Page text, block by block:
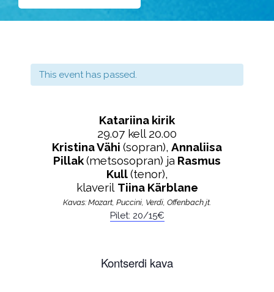
This event has passed.
Katariina kirik
29.07 kell 20.00
Kristina Vähi (sopran), Annaliisa
Pillak(metsosopran) ja Rasmus
Kull(tenor),
klaveril Tiina Kärblane
Kavas: Mozart, Puccini, Verdi, Offenbach jt.
Pilet: 20/15€
Kontserdi kava